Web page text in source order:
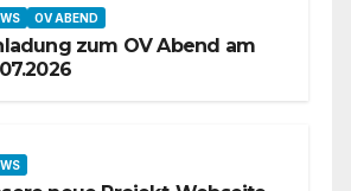
OV ABEND
zum OV Abend am